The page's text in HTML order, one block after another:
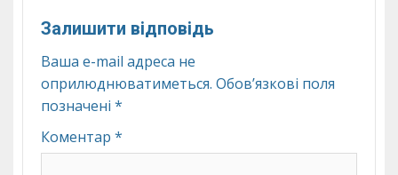
Залишити відповідь
Ваша e-mail адреса не
оприлюднюватиметься. Обов’язкові поля
позначені *
Коментар *